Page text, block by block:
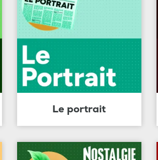
Le portrait